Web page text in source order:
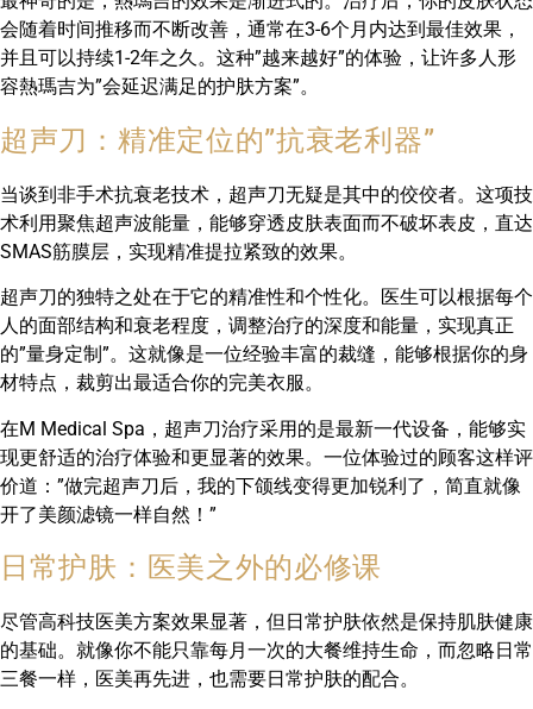
会随着时间推移而不断改善，通常在3-6个月内达到最佳效果，
并且可以持续1-2年之久。这种”越来越好”的体验，让许多人形
容熱瑪吉为”会延迟满足的护肤方案”。
超声刀：精准定位的”抗衰老利器”
当谈到非手术抗衰老技术，超声刀无疑是其中的佼佼者。这项技
术利用聚焦超声波能量，能够穿透皮肤表面而不破坏表皮，直达
SMAS筋膜层，实现精准提拉紧致的效果。
超声刀的独特之处在于它的精准性和个性化。医生可以根据每个
人的面部结构和衰老程度，调整治疗的深度和能量，实现真正
的”量身定制”。这就像是一位经验丰富的裁缝，能够根据你的身
材特点，裁剪出最适合你的完美衣服。
在M Medical Spa，超声刀治疗采用的是最新一代设备，能够实
现更舒适的治疗体验和更显著的效果。一位体验过的顾客这样评
价道：”做完超声刀后，我的下颌线变得更加锐利了，简直就像
开了美颜滤镜一样自然！”
日常护肤：医美之外的必修课
尽管高科技医美方案效果显著，但日常护肤依然是保持肌肤健康
的基础。就像你不能只靠每月一次的大餐维持生命，而忽略日常
三餐一样，医美再先进，也需要日常护肤的配合。